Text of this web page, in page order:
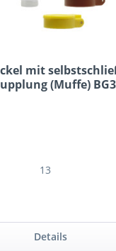
mit
(Muffe)
13
Kunststoff
Details